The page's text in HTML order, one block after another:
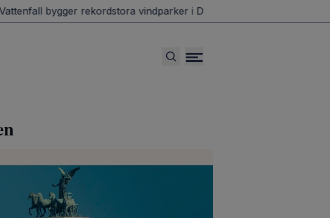
bygger rekordstora vindparker i Danmark